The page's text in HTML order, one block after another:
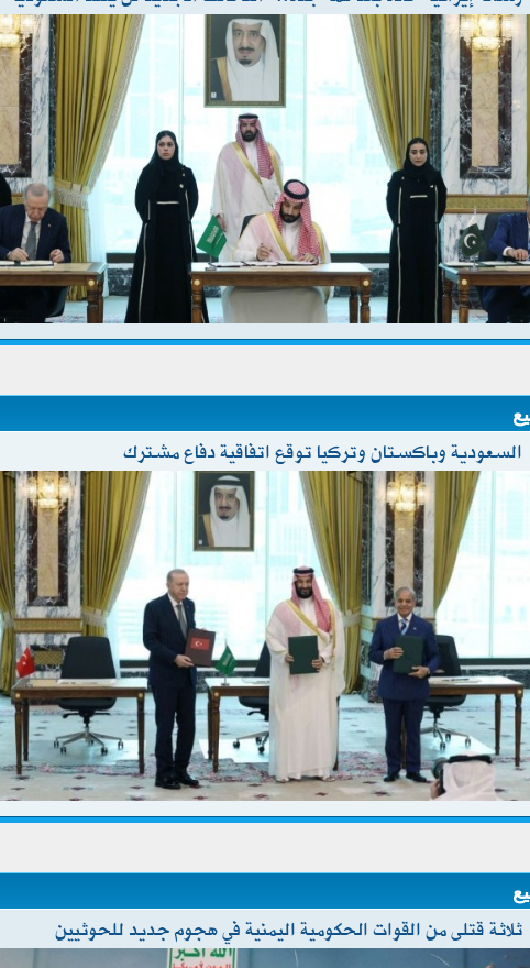
السعودية وباكستان وتركيا توقع اتفاقية دفاع مشترك
ثلاثة قتلى من القوات الحكومية اليمنية في هجوم جديد للحوثيين